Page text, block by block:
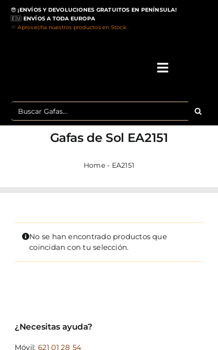
contenido
😎 ¡ENVÍOS Y DEVOLUCIONES GRATUITOS EN PENÍNSULA!
🇪🇺 ENVÍOS A TODA EUROPA
🚚Aprovecha nuestros productos en Stock>
Toggle
Buscar:
Gafas de Sol EA2151
Home- EA2151
No se han encontrado productos que
coincidan con tu selección.
¿Necesitas ayuda?
Móvil: 621 01 28 54